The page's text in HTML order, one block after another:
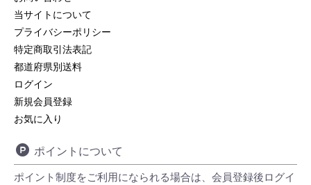
当サイトについて
プライバシーポリシー
特定商取引法表記
都道府県別送料
ログイン
新規会員登録
お気に入り
ポイントについて
ポイント制度をご利用になられる場合は、会員登録後ログイ